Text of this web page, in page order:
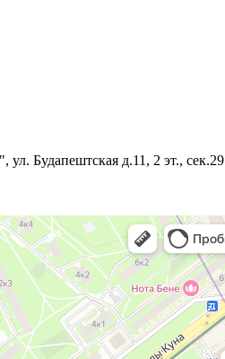
Будапештская д.11, 2 эт., сек.29